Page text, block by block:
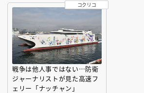
コクリコ
戦争は他人事ではない…防衛
ジャーナリストが見た高速フ
ェリー「ナッチャン」